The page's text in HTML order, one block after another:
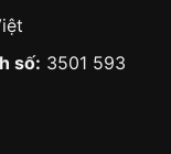
số: 3501 593